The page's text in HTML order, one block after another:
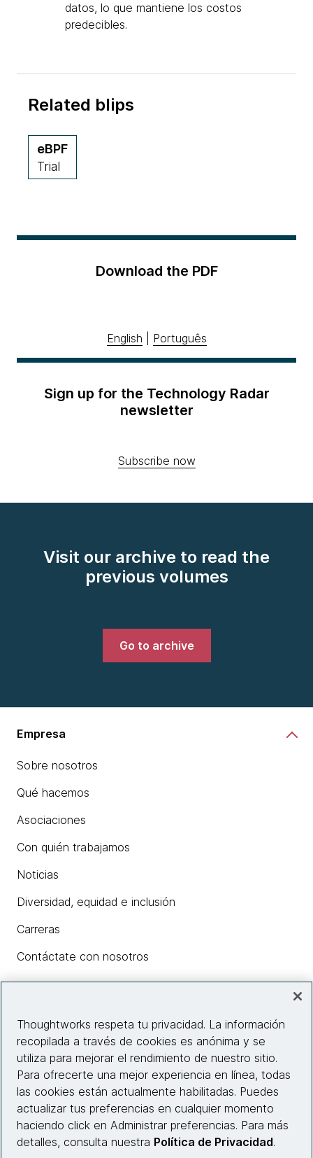
datos, lo que mantiene los costos
predecibles.
Related blips
eBPF
Trial
Download the PDF
English Português
Sign up for the Technology Radar
newsletter
Subscribe now
Visit our archive to read the
previous volumes
Go to archive
Empresa
Sobre nosotros
Qué hacemos
Asociaciones
Con quién trabajamos
Noticias
Diversidad, equidad e inclusión
Carreras
Contáctate con nosotros
Información del sitio web
Conecta con nosotros
Thoughtworks respeta tu privacidad. La información
recopilada a través de cookies es anónima y se
utiliza para mejorar el rendimiento de nuestro sitio.
Para ofrecerte una mejor experiencia en línea, todas
las cookies están actualmente habilitadas. Puedes
actualizar tus preferencias en cualquier momento
haciendo click en Administrar preferencias. Para más
detalles, consulta nuestra Política de Privacidad.